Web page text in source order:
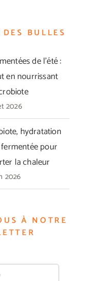
BULLES
de l’été :
en nourrissant
2026
hydratation
pour
la chaleur
2026
À NOTRE